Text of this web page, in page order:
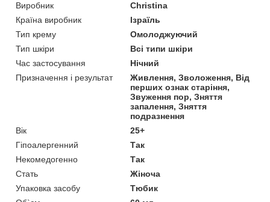
Виробник
Christina
Країна виробник
Ізраїль
Тип крему
Омолоджуючий
Тип шкіри
Всі типи шкіри
Час застосування
Нічний
Призначення і результат
Живлення, Зволоження, Від
перших ознак старіння,
Звуження пор, Зняття
запалення, Зняття
подразнення
Вік
25+
Гіпоалергенний
Так
Некомедогенно
Так
Стать
Жіноча
Упаковка засобу
Тюбик